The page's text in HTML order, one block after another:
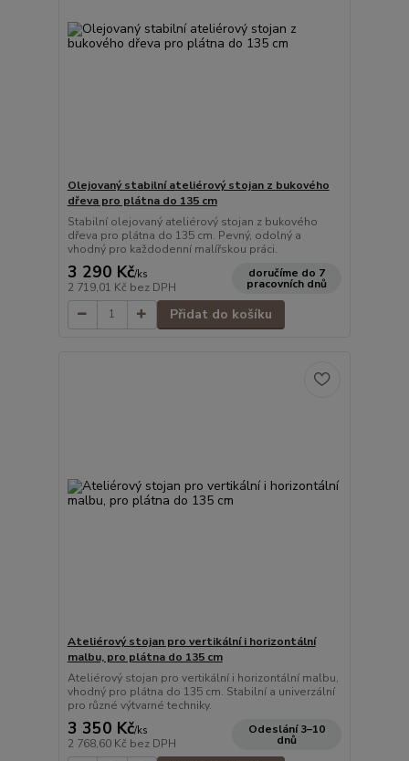
Olejovaný stabilní ateliérový stojan z bukového
dřeva pro plátna do 135 cm
Stabilní olejovaný ateliérový stojan z bukového
dřeva pro plátna do 135 cm. Pevný, odolný a
vhodný pro každodenní malířskou práci.
3 290 Kč/ks
2 719,01 Kč bez DPH
doručíme do 7
pracovních dnů
Přidat do košíku
Ateliérový stojan pro vertikální i horizontální
malbu, pro plátna do 135 cm
Ateliérový stojan pro vertikální i horizontální malbu,
vhodný pro plátna do 135 cm. Stabilní a univerzální
pro různé výtvarné techniky.
3 350 Kč/ks
2 768,60 Kč bez DPH
Odeslání 3–10
dnů